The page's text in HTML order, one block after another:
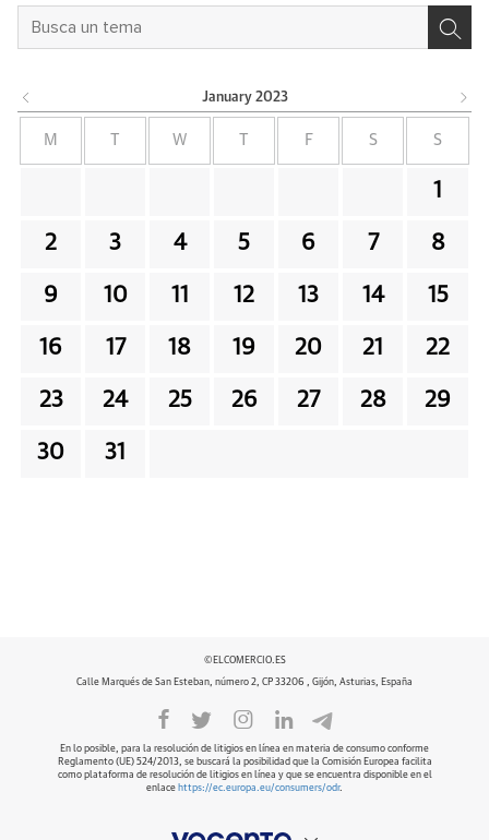
January 2023
M W F S S
1
2 3 4 5 6 7 8
9 10 11 12 13 14 15
16 17 18 19 20 21 22
23 24 25 26 27 28 29
30 31
©ELCOMERCIO.ES
Calle Marqués de San Esteban, número 2, CP 33206 , Gijón, Asturias, España
En lo posible, para la resolución de litigios en línea en materia de consumo conforme
Reglamento (UE) 524/2013, se buscará la posibilidad que la Comisión Europea facilita
como plataforma de resolución de litigios en línea y que se encuentra disponible en el
enlace https://ec.europa.eu/consumers/odr.